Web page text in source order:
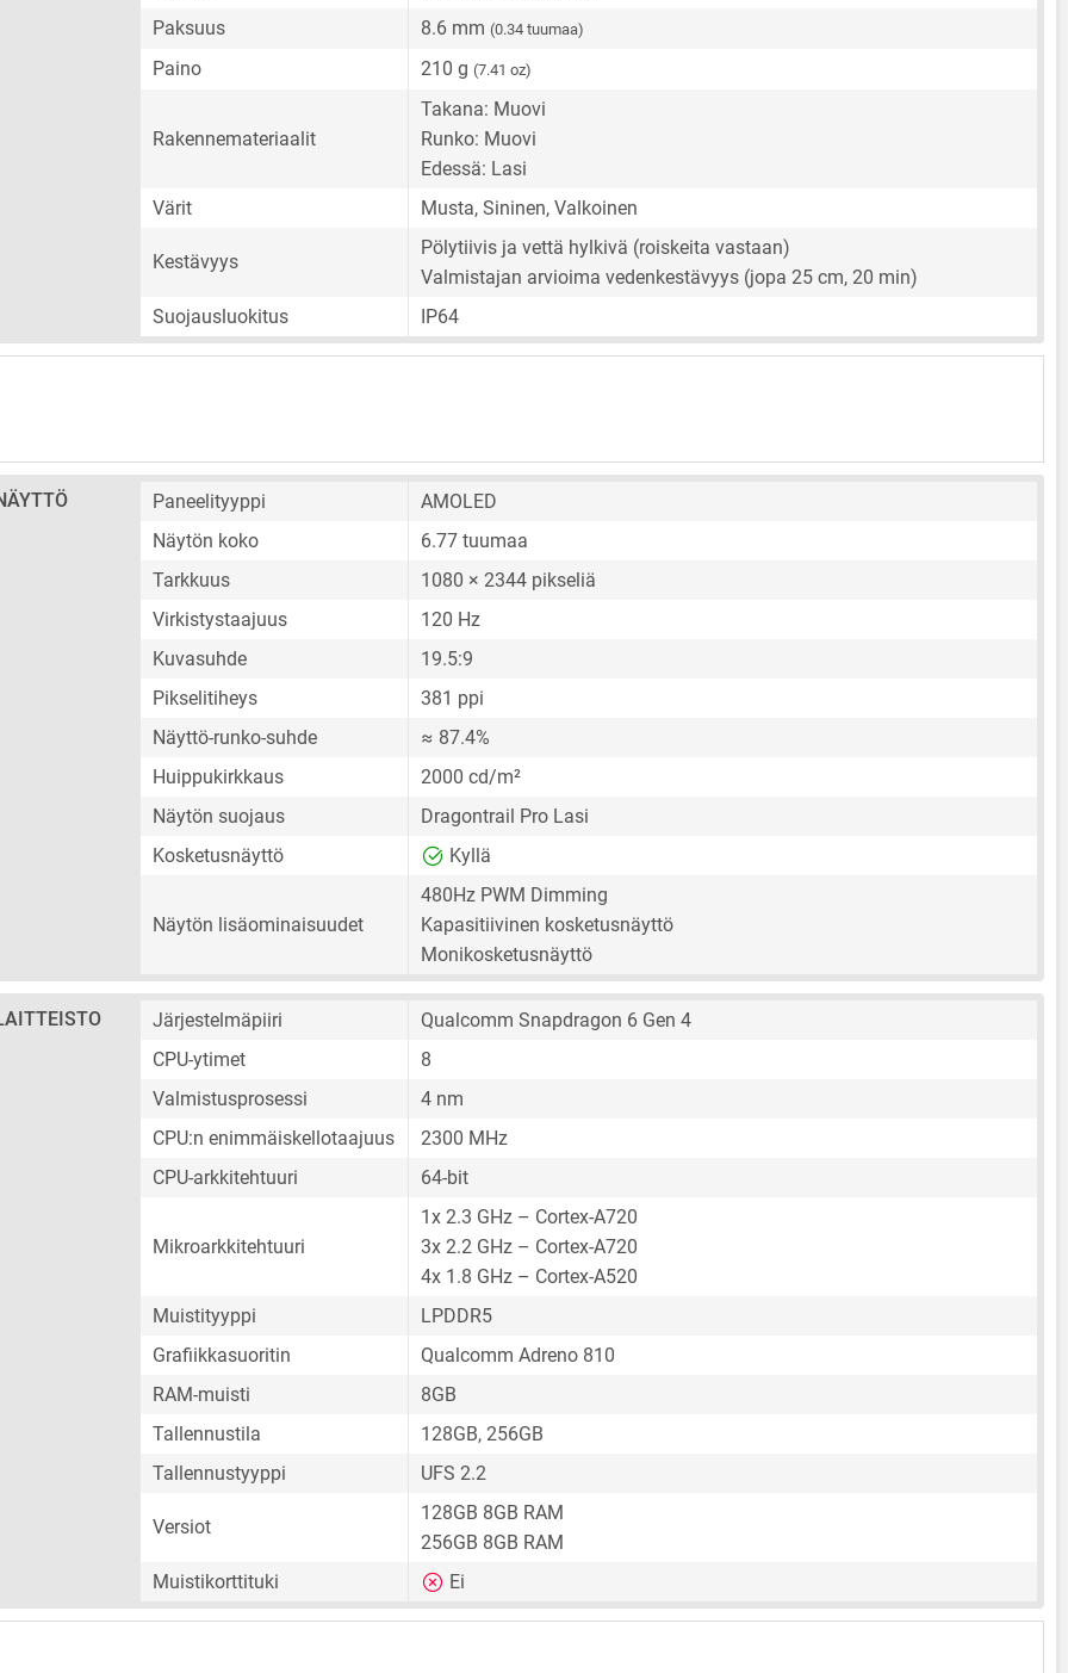
Paksuus 8.6 mm (0.34 tuumaa)
Paino 210 g (7.41 oz)
Rakennemateriaalit
Takana: Muovi
Runko: Muovi
Edessä: Lasi
Värit
Musta, Sininen, Valkoinen
Kestävyys
Pölytiivis ja vettä hylkivä (roiskeita vastaan)
Valmistajan arvioima vedenkestävyys (jopa 25 cm, 20 min)
Suojausluokitus
IP64
Paneelityyppi
AMOLED
Näytön koko
6.77 tuumaa
Tarkkuus
1080 × 2344 pikseliä
Virkistystaajuus
120 Hz
Kuvasuhde
19.5:9
Pikselitiheys
381 ppi
Näyttö-runko-suhde
≈ 87.4%
Huippukirkkaus
2000 cd/m²
Näytön suojaus
Dragontrail Pro Lasi
Kosketusnäyttö
Kyllä
Näytön lisäominaisuudet
480Hz PWM Dimming
Kapasitiivinen kosketusnäyttö
Monikosketusnäyttö
Järjestelmäpiiri
Qualcomm Snapdragon 6 Gen 4
CPU-ytimet
8
Valmistusprosessi
4 nm
CPU:n enimmäiskellotaajuus
2300 MHz
CPU-arkkitehtuuri
64-bit
Mikroarkkitehtuuri
1x 2.3 GHz – Cortex-A720
3x 2.2 GHz – Cortex-A720
4x 1.8 GHz – Cortex-A520
Muistityyppi
LPDDR5
Grafiikkasuoritin
Qualcomm Adreno 810
RAM-muisti
8GB
Tallennustila
128GB, 256GB
Tallennustyyppi
UFS 2.2
Versiot
128GB 8GB RAM
256GB 8GB RAM
Muistikorttituki
Ei